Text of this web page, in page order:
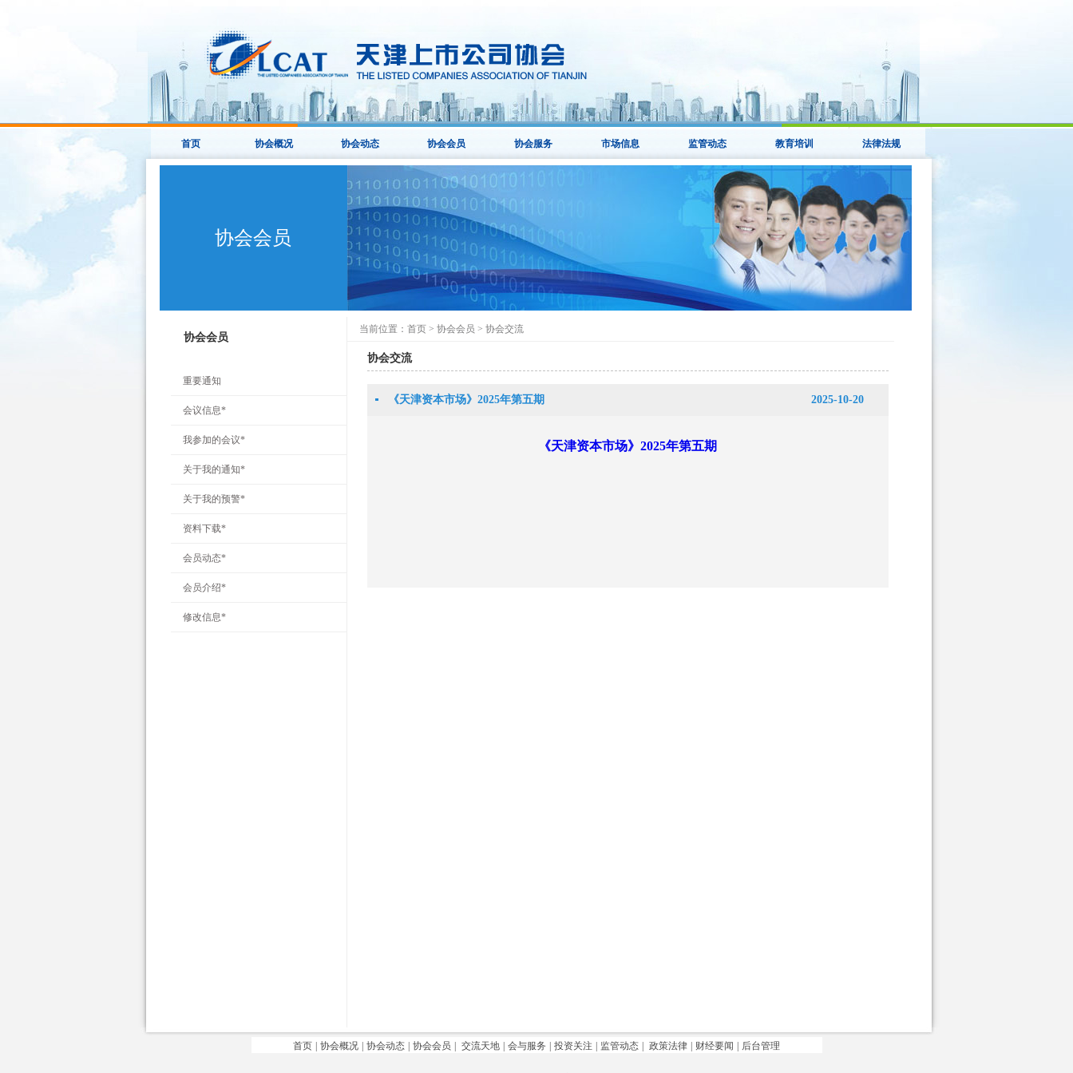
首页 协会概况 协会动态 协会会员 协会服务 市场信息 监管动态 教育培训 法律法规
协会会员
协会会员
重要通知
会议信息*
我参加的会议*
关于我的通知*
关于我的预警*
资料下载*
会员动态*
会员介绍*
修改信息*
当前位置： 首页> 协会会员 > 协会交流
协会交流
《天津资本市场》2025年第五期 2025-10-20
《天津资本市场》2025年第五期